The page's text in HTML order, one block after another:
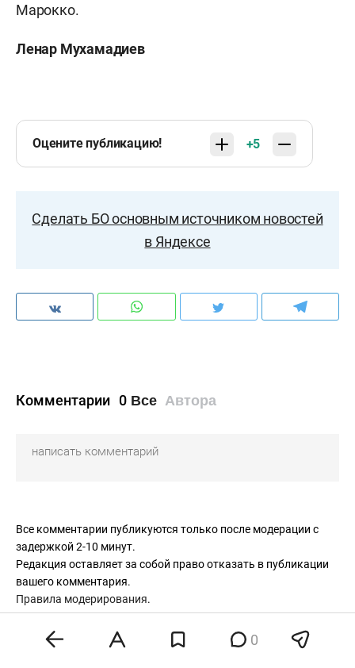
Марокко.
Ленар Мухамадиев
Оцените публикацию! +5
Сделать БО основным источником новостей
в Яндексе
Комментарии 0 Все Автора
Все комментарии публикуются только после модерации с
задержкой 2-10 минут.
Редакция оставляет за собой право отказать в публикации
вашего комментария.
Правила модерирования.
0